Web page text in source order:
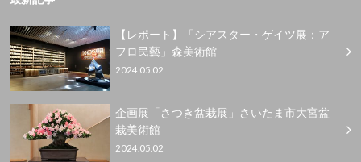
【レポート】「シアスター・ゲイツ展：ア
フロ民藝」森美術館
2024.05.02
企画展「さつき盆栽展」さいたま市大宮盆
栽美術館
2024.05.02